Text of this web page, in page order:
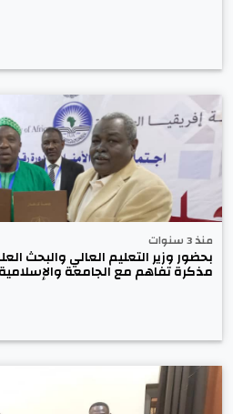
منذ 3 سنوات
بحضور وزير التعليم العالي والبحث
مذكرة تفاهم مع الجامعة